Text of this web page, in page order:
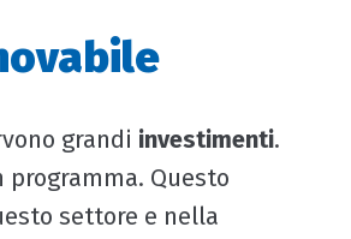
grandi investimenti.
Questo
settore e nella